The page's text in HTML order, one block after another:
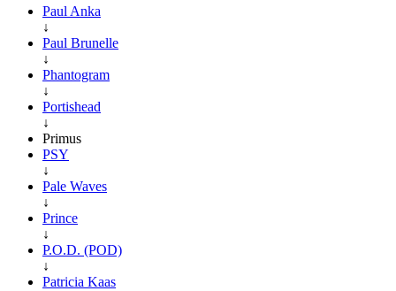
Paul Anka
↓
Paul Brunelle
↓
Phantogram
↓
Portishead
↓
Primus
PSY
↓
Pale Waves
↓
Prince
↓
P.O.D. (POD)
↓
Patricia Kaas